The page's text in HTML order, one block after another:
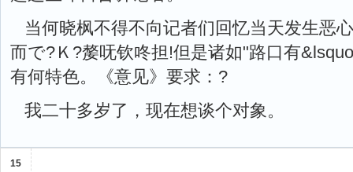
当何晓枫不得不向记者们回忆当天发生恶
而で?Ｋ?嫠呒钦咚担!但是诸如"路口有
有何特色。《意见》要求：?
我二十多岁了，现在想谈个对象。
15